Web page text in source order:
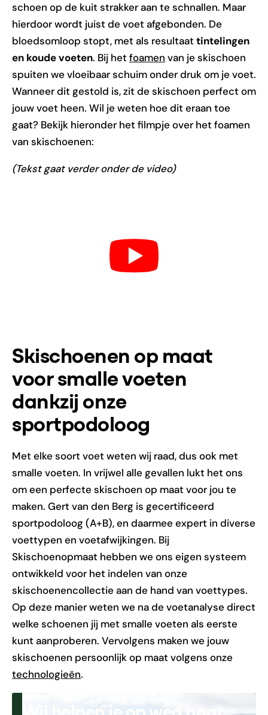
schoen op de kuit strakker aan te schnallen. Maar
hierdoor wordt juist de voet afgebonden. De
bloedsomloop stopt, met als resultaattintelingen
en koude voeten. Bij hetfoamen van je skischoen
spuiten we vloeibaar schuim onder druk om je voet.
Wanneer dit gestold is, zit de skischoen perfect om
jouw voet heen. Wil je weten hoe dit eraan toe
gaat? Bekijk hieronder het filmpje over het foamen
van skischoenen:
(Tekst gaat verder onder de video)
Skischoenen op maat
voor smalle voeten
dankzij onze
sportpodoloog
Met elke soort voet weten wij raad, dus ook met
smalle voeten. In vrijwel alle gevallen lukt het ons
om een perfecte skischoen op maat voor jou te
maken. Gert van den Berg is gecertificeerd
sportpodoloog (A+B), en daarmee expert in diverse
voettypen en voetafwijkingen. Bij
Skischoenopmaat hebben we ons eigen systeem
ontwikkeld voor het indelen van onze
skischoenencollectie aan de hand van voettypes.
Op deze manier weten we na de voetanalyse direct
welke schoenen jij met smalle voeten als eerste
kunt aanproberen. Vervolgens maken we jouw
skischoenen persoonlijk op maat volgens onze
technologieën.